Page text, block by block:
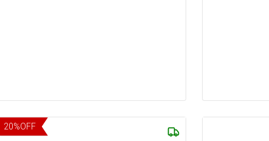
20%OFF